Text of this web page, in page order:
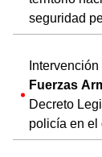
seguridad
Intervención
Fuerzas
Decreto
policía en el